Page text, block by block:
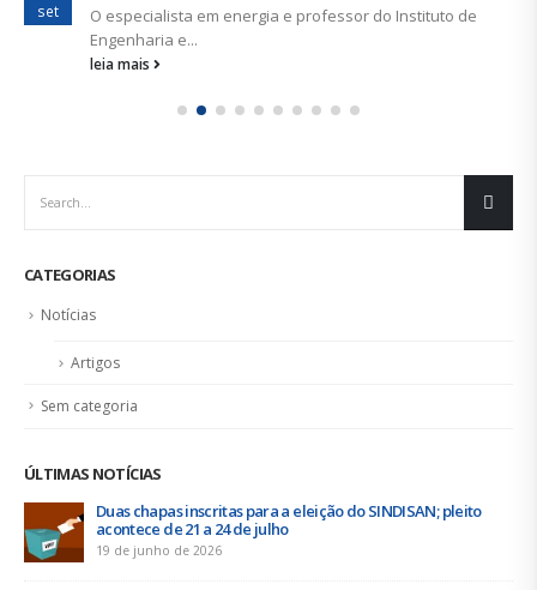
set
O especialista em energia e professor do Instituto de
Engenharia e...
leia mais
CATEGORIAS
Notícias
Artigos
Sem categoria
ÚLTIMAS NOTÍCIAS
Duas chapas inscritas para a eleição do SINDISAN; pleito
acontece de 21 a 24 de julho
19 de junho de 2026